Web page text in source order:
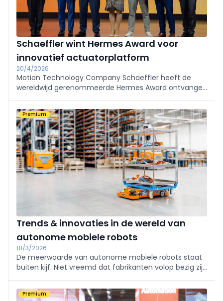
Schaeffler wint Hermes Award voor
innovatief actuatorplatform
20/4/2026
Motion Technology Company Schaeffler heeft de
wereldwijd gerenommeerde Hermes Award ontvangen
humanoïde robots. Een onafhankelijke jury, onder
leiding van prof. dr.-ing. Holger Hanselka, voorzitter
Premium
Trends & innovaties in de wereld van
autonome mobiele robots
18/3/2026
De meerwaarde van autonome mobiele robots staat
buiten kijf. Niet vreemd dat fabrikanten volop bezig zijn
hoger niveau te tillen. In dit artikel bespreken we de
belangrijkste ontwikkelingen.
Premium